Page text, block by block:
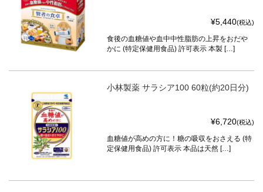
¥5,440(税込)
食後の血糖値や血中中性脂肪の上昇をおだや
かに (特定保健用食品) 許可表示 本製 […]
小林製薬 サラシア100 60粒(約20日分)
¥6,720(税込)
血糖値が高めの方に！糖の吸収をおさえる (特
定保健用食品) 許可表示 本品は天然 […]